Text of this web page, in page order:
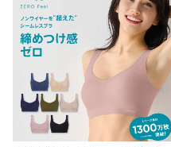
冷感coolify【完全防備UVカット
パーカー】